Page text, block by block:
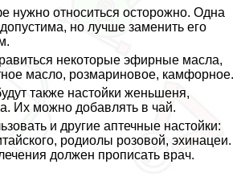
нужно относиться осторожно. Одна
но лучше заменить его
некоторые эфирные масла,
масло, розмариновое, камфорное.
также настойки женьшеня,
Их можно добавлять в чай.
и другие аптечные настойки:
родиолы розовой, эхинацеи.
должен прописать врач.